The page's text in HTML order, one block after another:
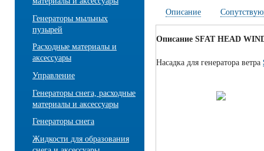
Генераторы мыльных
пузырей
Расходные материалы и
аксессуары
Управление
Генераторы снега, расходные
материалы и аксессуары
Генераторы снега
Жидкости для образования
Описание
Описание SFAT HEAD
Насадка для генератора ветра